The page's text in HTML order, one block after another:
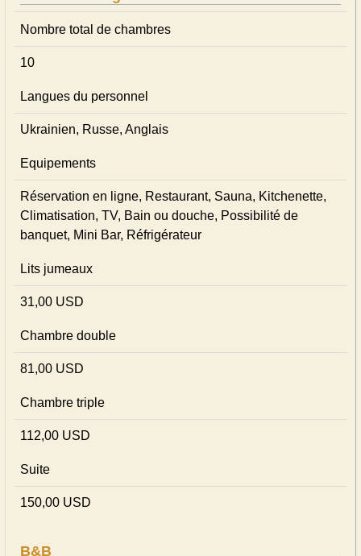
Nombre total de chambres
10
Langues du personnel
Ukrainien, Russe, Anglais
Equipements
Réservation en ligne, Restaurant, Sauna, Kitchenette,
Climatisation, TV, Bain ou douche, Possibilité de
banquet, Mini Bar, Réfrigérateur
Lits jumeaux
31,00 USD
Chambre double
81,00 USD
Chambre triple
112,00 USD
Suite
150,00 USD
B&B